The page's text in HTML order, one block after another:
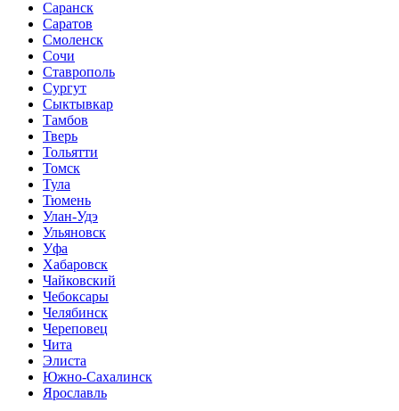
Саранск
Саратов
Смоленск
Сочи
Ставрополь
Сургут
Сыктывкар
Тамбов
Тверь
Тольятти
Томск
Тула
Тюмень
Улан-Удэ
Ульяновск
Уфа
Хабаровск
Чайковский
Чебоксары
Челябинск
Череповец
Чита
Элиста
Южно-Сахалинск
Ярославль